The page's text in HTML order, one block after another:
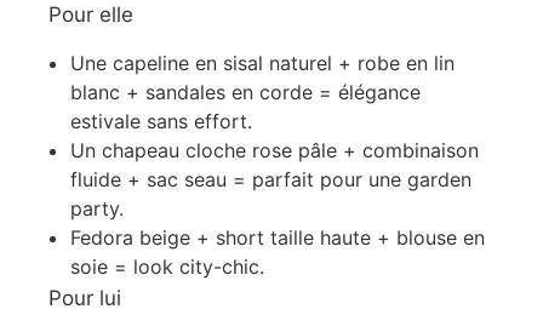
Pour elle
Une capeline en sisal naturel + robe en lin
blanc + sandales en corde = élégance
estivale sans effort.
Un chapeau cloche rose pâle + combinaison
fluide + sac seau = parfait pour une garden
party.
Fedora beige + short taille haute + blouse en
soie = look city-chic.
Pour lui